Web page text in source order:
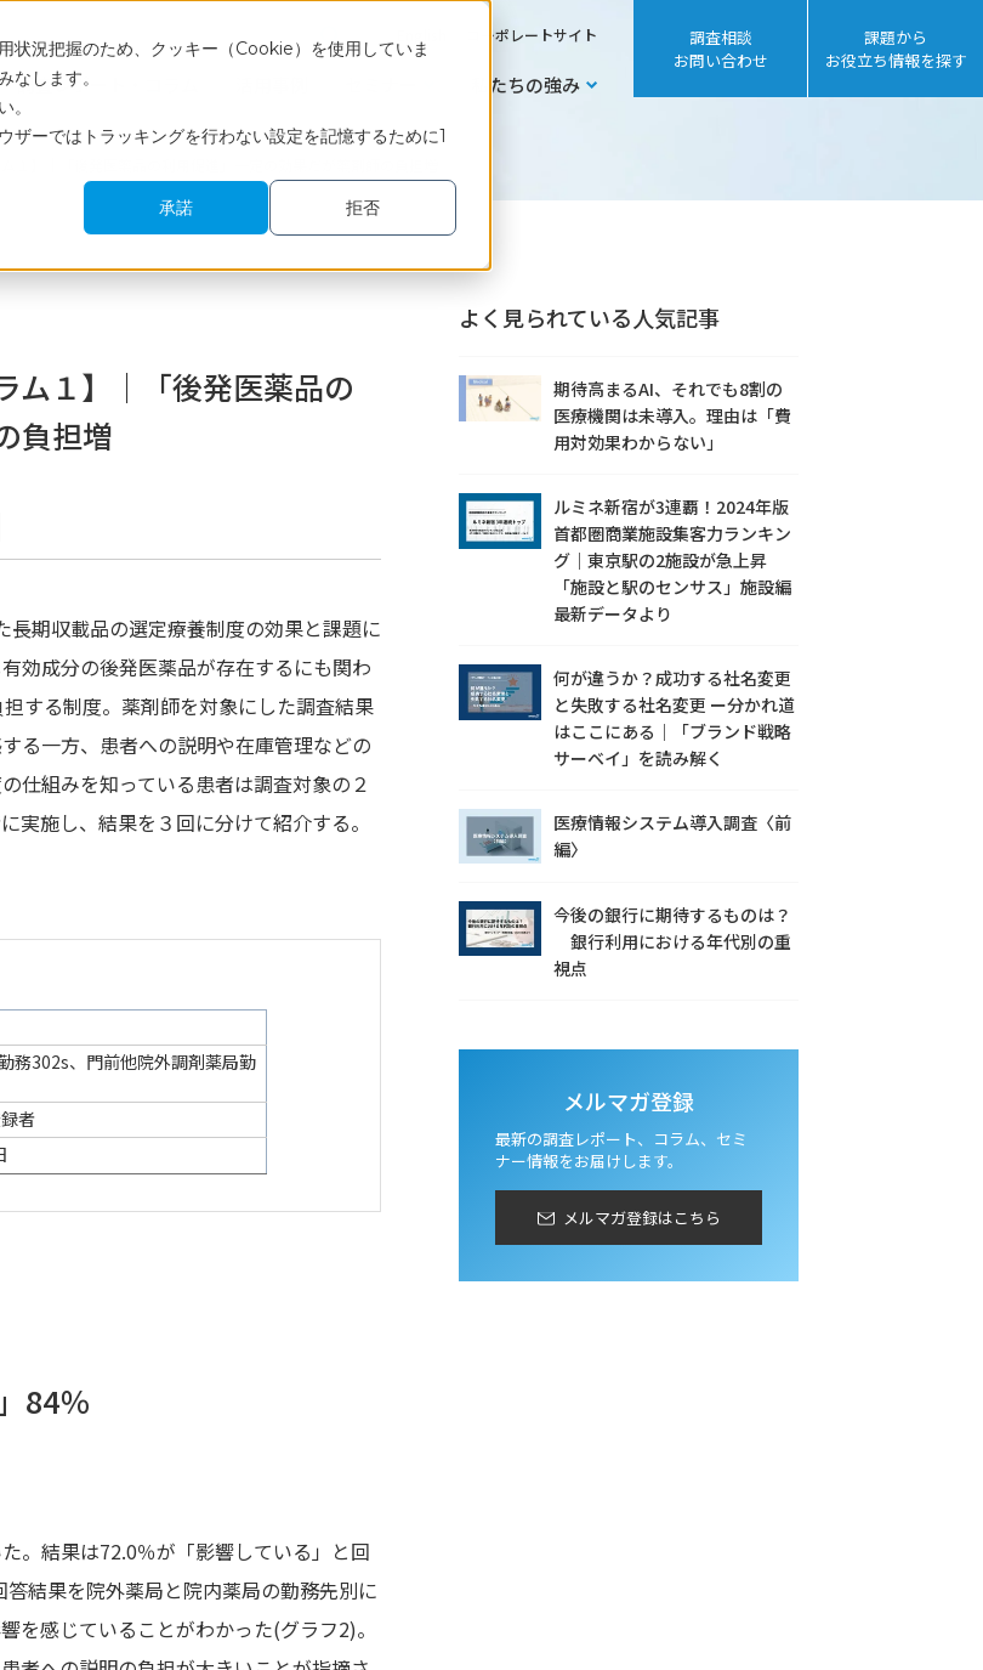
状況把握のため、クッキー（Cookie）を使用していま
します。
。
ーではトラッキングを行わない設定を記憶するために1
承諾
拒否
コーポレートサイト
調査レポート・コラム 私たちの強み
調査相談
お問い合わせ
課題から
お役立ち情報を探す
ム１】｜「後発医薬品の
負担増
期収載品の選定療養制度の効果と課題に
効成分の後発医薬品が存在するにも関わ
する制度。薬剤師を対象にした調査結果
る一方、患者への説明や在庫管理などの
仕組みを知っている患者は調査対象の２
実施し、結果を３回に分けて紹介する。
務302s、門前他院外調剤薬局勤
者
84％
。結果は72.0％が「影響している」と回
結果を院外薬局と院内薬局の勤務先別に
を感じていることがわかった(グラフ2)。
よく見られている人気記事
期待高まるAI、それでも8割の
医療機関は未導入。理由は「費
用対効果わからない」
ルミネ新宿が3連覇！2024年版
首都圏商業施設集客力ランキン
グ｜東京駅の2施設が急上昇
「施設と駅のセンサス」施設編
最新データより
何が違うか？成功する社名変更
と失敗する社名変更 ー分かれ道
はここにある｜「ブランド戦略
サーベイ」を読み解く
医療情報システム導入調査〈前
編〉
今後の銀行に期待するものは？
銀行利用における年代別の重
視点
メルマガ登録
最新の調査レポート、コラム、セミ
ナー情報をお届けします。
メルマガ登録はこちら